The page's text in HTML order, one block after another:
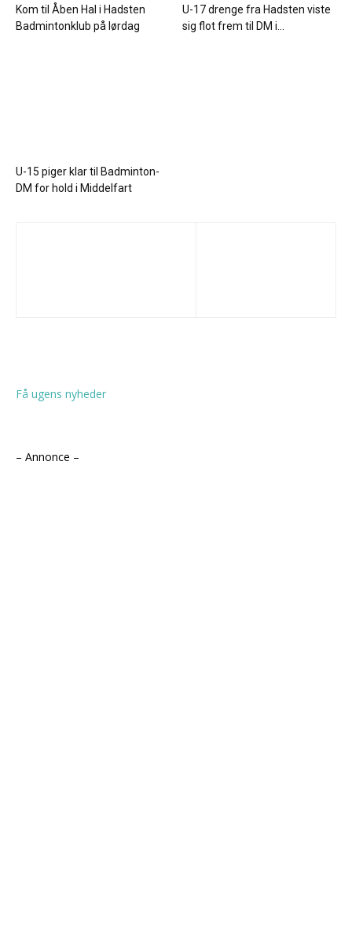
Kom til Åben Hal i Hadsten
Badmintonklub på lørdag
U-17 drenge fra Hadsten viste
sig flot frem til DM i...
U-15 piger klar til Badminton-
DM for hold i Middelfart
Få ugens nyheder
– Annonce –